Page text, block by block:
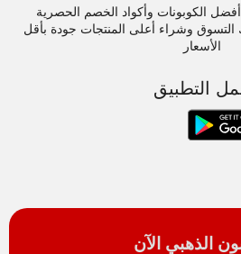
الكوبونات وأكواد الخصم الحصرية
التسوق وشراء أعلى المنتجات جودة بأقل
الأسعار
التطبيق
الذهبي الآن